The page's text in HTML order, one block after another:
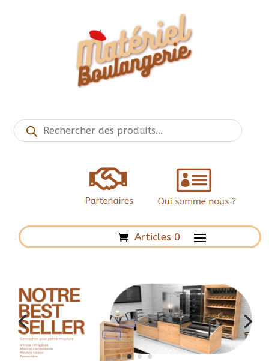
Recherche
de
produits
Articles 0